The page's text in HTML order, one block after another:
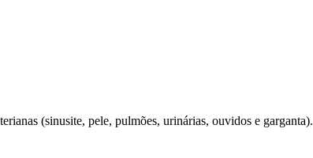
(sinusite, pele, pulmões, urinárias, ouvidos e garganta).